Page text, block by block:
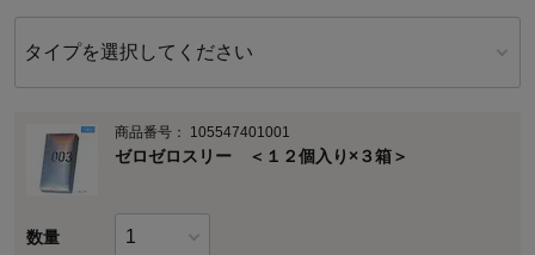
タイプを選択してください
商品番号： 105547401001
ゼロゼロスリー ＜１２個入り×３箱＞
数量